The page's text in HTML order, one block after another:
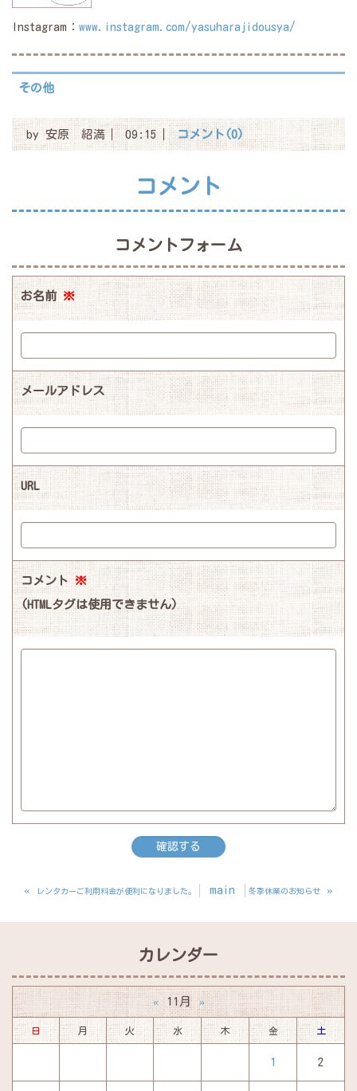
Instagram： www.instagram.com/yasuharajidousya/
その他
by安原 紹満 09:15 コメント(0)
コメント
コメントフォーム
お名前 ※
メールアドレス
URL
コメント ※
(HTMLタグは使用できません)
« レンタカーご利用料金が便利になりました。 main 冬季休業のお知らせ »
カレンダー
« 11月 »
日 月 火 水 木 金 土
1 2